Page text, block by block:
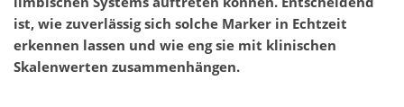
ist, wie zuverlässig sich solche Marker in Echtzeit
erkennen lassen und wie eng sie mit klinischen
Skalenwerten zusammenhängen.